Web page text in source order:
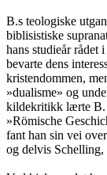
B.s teologiske
biblisistiske
hans studieår rådet
bevarte dens
kristendommen,
»dualisme» og
kildekritikk lærte B.
»Römische
fant han sin vei
og delvis